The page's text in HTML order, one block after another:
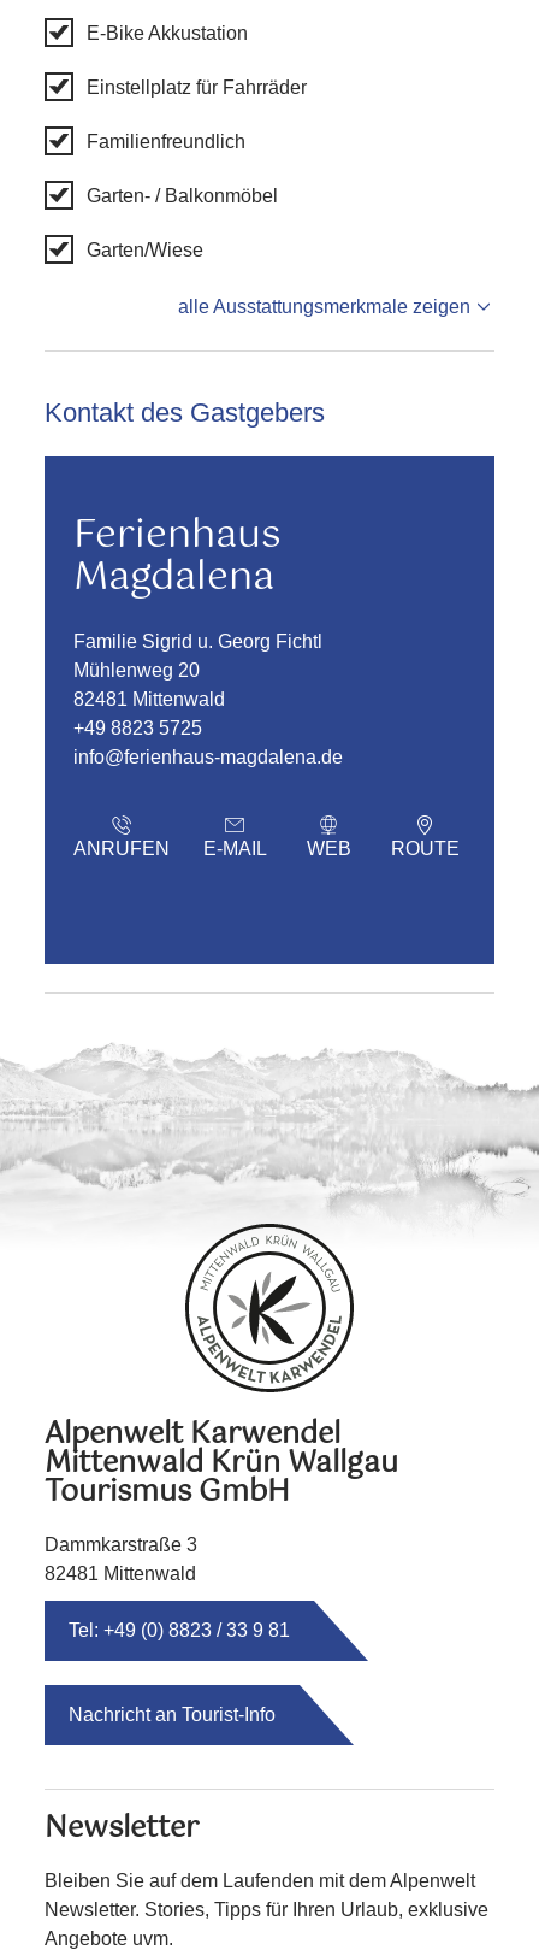
E-Bike Akkustation
Einstellplatz für Fahrräder
Familienfreundlich
Garten- / Balkonmöbel
Garten/Wiese
alle Ausstattungsmerkmale zeigen
Kontakt des Gastgebers
Ferienhaus
Magdalena
Familie Sigrid u. Georg Fichtl
Mühlenweg 20
82481 Mittenwald
+49 8823 5725
info@ferienhaus-magdalena.de
ANRUFEN E-MAIL WEB ROUTE
Alpenwelt Karwendel
Mittenwald Krün Wallgau
Tourismus GmbH
Dammkarstraße 3
82481 Mittenwald
Tel: +49 (0) 8823 / 33 9 81
Nachricht an Tourist-Info
Newsletter
Bleiben Sie auf dem Laufenden mit dem Alpenwelt
Newsletter. Stories, Tipps für Ihren Urlaub, exklusive
Angebote uvm.